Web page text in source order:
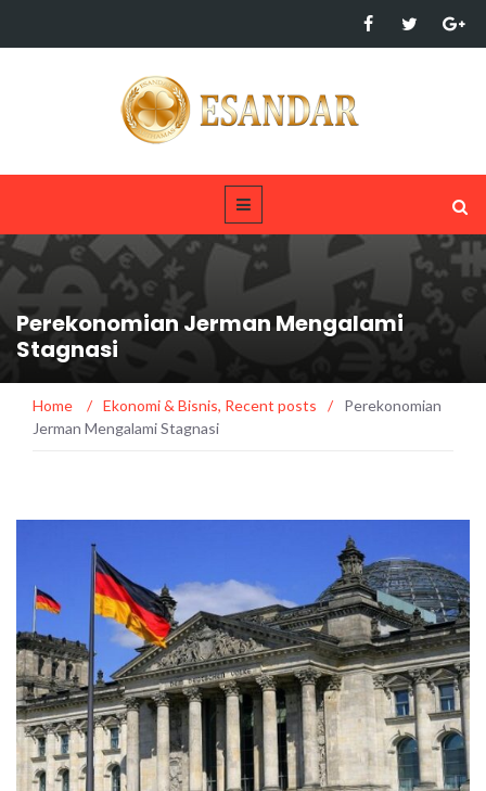
Perekonomian Jerman Mengalami
Stagnasi
Home / Ekonomi & Bisnis, Recent posts /
Perekonomian
Jerman Mengalami Stagnasi